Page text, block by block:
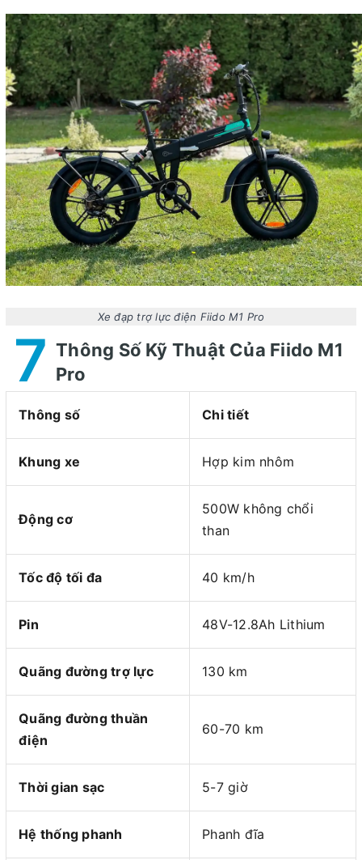
Xe đạp trợ lực điện Fiido M1 Pro
7 Thông Số Kỹ Thuật Của Fiido M1
Pro
Thông số Chi tiết
Khung xe Hợp kim nhôm
Động cơ
500W không chổi
than
Tốc độ tối đa 40 km/h
Pin 48V-12.8Ah Lithium
Quãng đường trợ lực 130 km
Quãng đường thuần
điện
60-70 km
Thời gian sạc 5-7 giờ
Hệ thống phanh Phanh đĩa